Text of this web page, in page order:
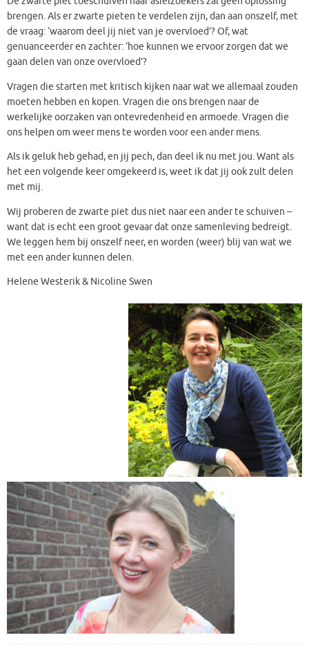
brengen. Als er zwarte pieten te verdelen zijn, dan aan onszelf, met
de vraag: ‘waarom deel jij niet van je overvloed’? Of, wat
genuanceerder en zachter: ‘hoe kunnen we ervoor zorgen dat we
gaan delen van onze overvloed’?
Vragen die starten met kritisch kijken naar wat we allemaal zouden
moeten hebben en kopen. Vragen die ons brengen naar de
werkelijke oorzaken van ontevredenheid en armoede. Vragen die
ons helpen om weer mens te worden voor een ander mens.
Als ik geluk heb gehad, en jij pech, dan deel ik nu met jou. Want als
het een volgende keer omgekeerd is, weet ik dat jij ook zult delen
met mij.
Wij proberen de zwarte piet dus niet naar een ander te schuiven –
want dat is echt een groot gevaar dat onze samenleving bedreigt.
We leggen hem bij onszelf neer, en worden (weer) blij van wat we
met een ander kunnen delen.
Helene Westerik & Nicoline Swen